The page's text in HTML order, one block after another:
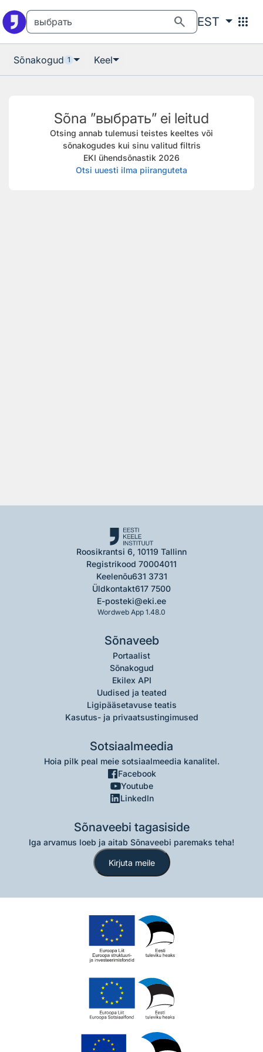
search EST apps
Sõnakogud 1 Keel
Sõna ”выбрать” ei leitud
Otsing annab tulemusi teistes keeltes või
sõnakogudes kui sinu valitud filtris
EKI ühendsõnastik 2026
Otsi uuesti ilma piiranguteta
Roosikrantsi 6, 10119 Tallinn
Registrikood 70004011
Keelenõu631 3731
Üldkontakt617 7500
E-posteki@eki.ee
Wordweb App 1.48.0
Sõnaveeb
Portaalist
Sõnakogud
Ekilex API
Uudised ja teated
Ligipääsetavuse teatis
Kasutus- ja privaatsustingimused
Sotsiaalmeedia
Hoia pilk peal meie sotsiaalmeedia kanalitel.
Facebook
Youtube
LinkedIn
Sõnaveebi tagasiside
Iga arvamus loeb ja aitab Sõnaveebi paremaks teha!
Kirjuta meile